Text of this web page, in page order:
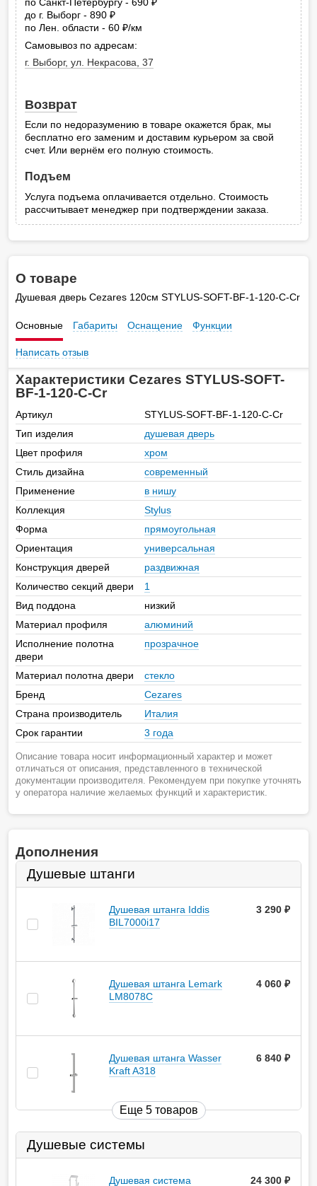
по Санкт-Петербургу - 690
до г. Выборг - 890
по Лен. области - 60
руб.
/км
Самовывоз по адресам:
г. Выборг, ул. Некрасова, 37
Возврат
Если по недоразумению в товаре окажется брак, мы
бесплатно его заменим и доставим курьером за свой
счет. Или вернём его полную стоимость.
Подъем
Услуга подъема оплачивается отдельно. Стоимость
рассчитывает менеджер при подтверждении заказа.
О товаре
Душевая дверь Cezares 120см STYLUS-SOFT-BF-1-120-C-Cr
Основные Габариты Оснащение Функции
Написать отзыв
Характеристики Cezares STYLUS-SOFT-
BF-1-120-C-Cr
Артикул
STYLUS-SOFT-BF-1-120-C-Cr
Тип изделия
душевая дверь
Цвет профиля
хром
Стиль дизайна
современный
Применение
в нишу
Коллекция
Stylus
Форма
прямоугольная
Ориентация
универсальная
Конструкция дверей
раздвижная
Количество секций двери
1
Вид поддона
низкий
Материал профиля
алюминий
Исполнение полотна
двери
прозрачное
Материал полотна двери
стекло
Бренд
Cezares
Страна производитель
Италия
Срок гарантии
3 года
Описание товара носит информационный характер и может
отличаться от описания, представленного в технической
документации производителя. Рекомендуем при покупке уточнять
у оператора наличие желаемых функций и характеристик.
Дополнения
Душевые штанги
Душевая штанга Iddis
BIL7000i17
3 290
Душевая штанга Lemark
LM8078C
4 060
Душевая штанга Wasser
Kraft A318
6 840
Еще 5 товаров
Душевые системы
Душевая система 24 300